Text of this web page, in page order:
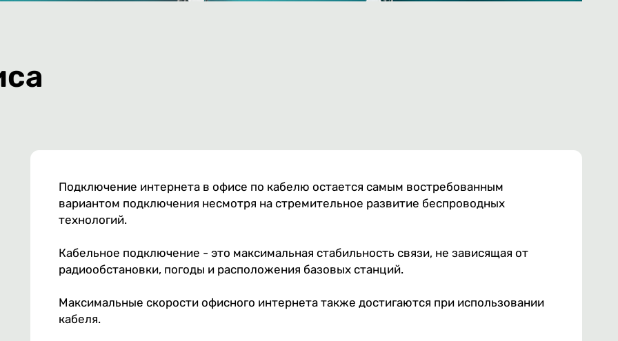
Подключение интернета в офисе по кабелю остается самым востребованным
вариантом подключения несмотря на стремительное развитие беспроводных
технологий.
Кабельное подключение - это максимальная стабильность связи, не зависящая от
радиообстановки, погоды и расположения базовых станций.
Максимальные скорости офисного интернета также достигаются при использовании
кабеля.